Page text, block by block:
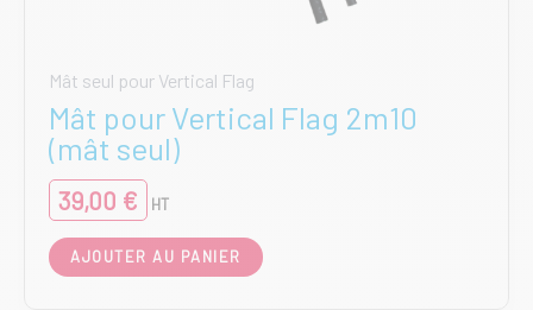
Mât seul pour Vertical Flag
Mât pour Vertical Flag 2m10
(mât seul)
39,00 € HT
AJOUTER AU PANIER